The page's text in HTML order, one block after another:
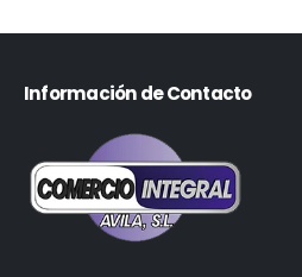
Información de Contacto